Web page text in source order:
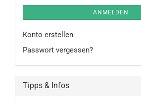
ANMELDEN
Konto erstellen
Passwort vergessen?
Tipps & Infos